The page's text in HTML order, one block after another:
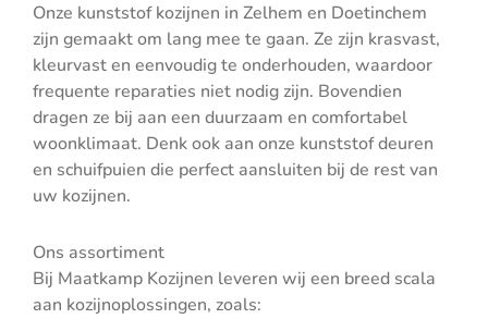
Onze kunststof kozijnen in Zelhem en Doetinchem
zijn gemaakt om lang mee te gaan. Ze zijn krasvast,
kleurvast en eenvoudig te onderhouden, waardoor
frequente reparaties niet nodig zijn. Bovendien
dragen ze bij aan een duurzaam en comfortabel
woonklimaat. Denk ook aan onze kunststof deuren
en schuifpuien die perfect aansluiten bij de rest van
uw kozijnen.
Ons assortiment
Bij Maatkamp Kozijnen leveren wij een breed scala
aan kozijnoplossingen, zoals: